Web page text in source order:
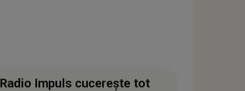
Radio Impuls cucerește tot